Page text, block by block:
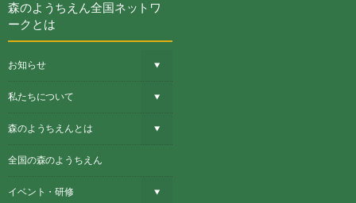
森のようちえん全国ネットワ
ークとは
お知らせ
私たちについて
森のようちえんとは
全国の森のようちえん
イベント・研修